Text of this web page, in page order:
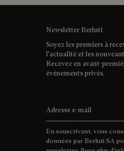
Newsletter Berluti
Soyez les premiers à
l'actualité et les
Recevez en avant-
évènements privés.
En souscrivant, vous
données par Berluti SA